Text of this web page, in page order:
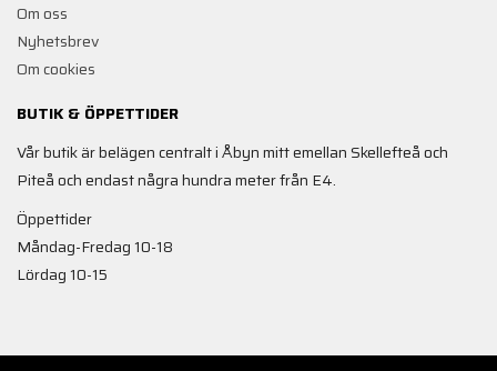
Om oss
Nyhetsbrev
Om cookies
BUTIK & ÖPPETTIDER
Vår butik är belägen centralt i Åbyn mitt emellan Skellefteå och
Piteå och endast några hundra meter från E4.
Öppettider
Måndag-Fredag 10-18
Lördag 10-15